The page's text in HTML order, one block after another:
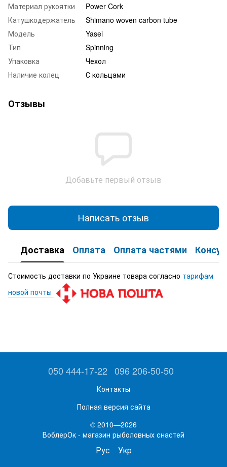
Материал рукоятки
Power Cork
Катушкодержатель
Shimano woven carbon tube
Модель
Yasei
Тип
Spinning
Упаковка
Чехол
Наличие колец
С кольцами
Отзывы
Добавьте первый отзыв
Написать отзыв
Доставка Оплата Оплата частями
Стоимость доставки по Украине товара согласно тарифам
новой почты
050 444-17-22 096 206-50-50
Контакты
Полная версия сайта
© 2010—2026
ВоблерОк - магазин рыболовных снастей
Рус Укр